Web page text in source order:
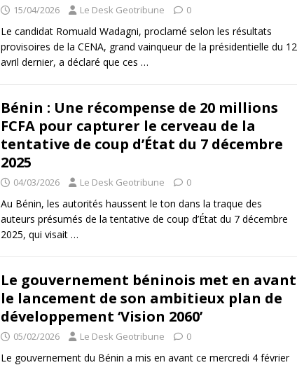
15/04/2026 Le Desk Geotribune 0
Le candidat Romuald Wadagni, proclamé selon les résultats
provisoires de la CENA, grand vainqueur de la présidentielle du 12
avril dernier, a déclaré que ces …
Bénin : Une récompense de 20 millions
FCFA pour capturer le cerveau de la
tentative de coup d’État du 7 décembre
2025
04/03/2026 Le Desk Geotribune 0
Au Bénin, les autorités haussent le ton dans la traque des
auteurs présumés de la tentative de coup d’État du 7 décembre
2025, qui visait …
Le gouvernement béninois met en avant
le lancement de son ambitieux plan de
développement ‘Vision 2060’
05/02/2026 Le Desk Geotribune 0
Le gouvernement du Bénin a mis en avant ce mercredi 4 février